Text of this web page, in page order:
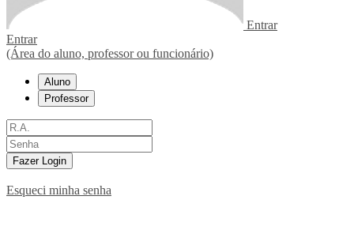
Entrar
Entrar
(Área do aluno, professor ou funcionário)
Aluno
Professor
Fazer Login
Esqueci minha senha